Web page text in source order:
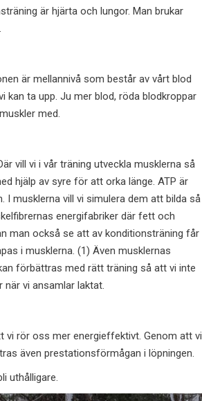
är hjärta och lungor. Man brukar
är mellannivå som består av vårt blod
kan ta upp. Ju mer blod, röda blodkroppar
med.
vill vi i vår träning utveckla musklerna så
hjälp av syre för att orka länge. ATP är
musklerna vill vi simulera dem att bilda så
energifabriker där fett och
man också se att av konditionsträning får
i musklerna. (1) Även musklernas
förbättras med rätt träning så att vi inte
vi ansamlar laktat.
vi rör oss mer energieffektivt. Genom att vi
även prestationsförmågan i löpningen.
uthålligare.